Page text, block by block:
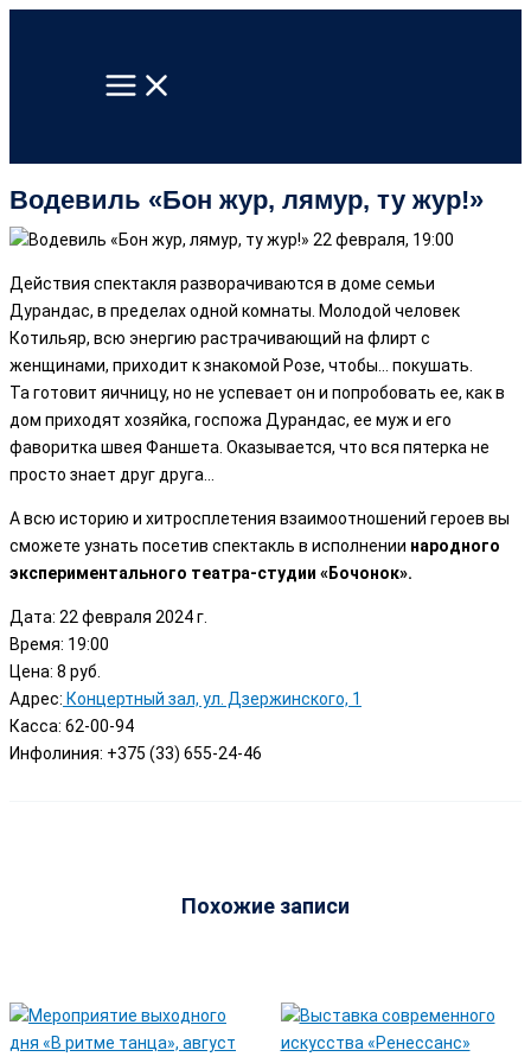
содержимому
Водевиль «Бон жур, лямур, ту жур!»
Действия спектакля разворачиваются в доме семьи
Дурандас, в пределах одной комнаты. Молодой человек
Котильяр, всю энергию растрачивающий на флирт с
женщинами, приходит к знакомой Розе, чтобы… покушать.
Та готовит яичницу, но не успевает он и попробовать ее, как в
дом приходят хозяйка, госпожа Дурандас, ее муж и его
фаворитка швея Фаншета. Оказывается, что вся пятерка не
просто знает друг друга...
А всю историю и хитросплетения взаимоотношений героев вы
сможете узнать посетив спектакль в исполнении народного
экспериментального театра-студии «Бочонок».
Дата: 22 февраля 2024 г.
Время: 19:00
Цена: 8 руб.
Адрес: Концертный зал, ул. Дзержинского, 1
Касса: 62-00-94
Инфолиния: +375 (33) 655-24-46
Похожие записи